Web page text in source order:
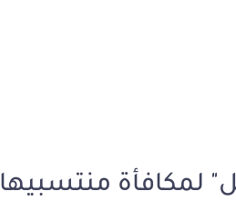
لمكافأة منتسبيها